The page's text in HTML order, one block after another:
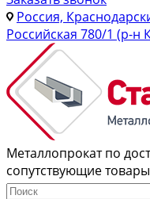
Россия,
Российская 780/1 (р-н
Металлопрокат по
сопутствующие